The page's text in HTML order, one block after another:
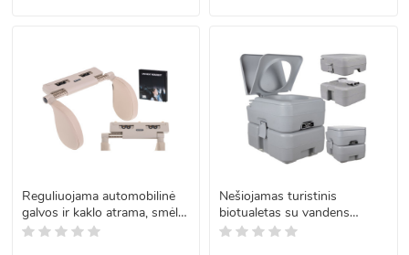
Reguliuojama automobilinė
galvos ir kaklo atrama, smėlio
spalvos
Nešiojamas turistinis
biotualetas su vandens
bakeliu 20l ir 12 l, Trizand